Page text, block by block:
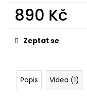
890 Kč
Měrná
cena:Zeptat se
Popis Videa (1)